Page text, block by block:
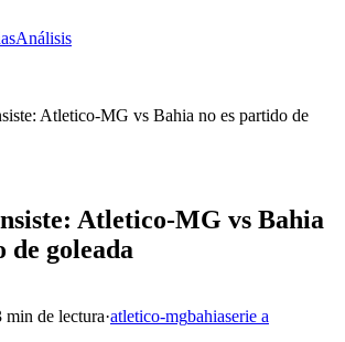
Análisis
Atletico-MG vs Bahia no es partido de
Atletico-MG vs Bahia
de goleada
min de lectura·atletico-mgbahiaserie a